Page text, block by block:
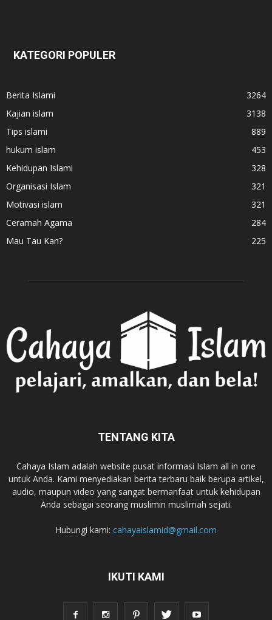
KATEGORI POPULER
Berita Islami
3264
Kajian islam
3138
Tips islami
889
hukum islam
453
Kehidupan Islami
328
Organisasi Islam
321
Motivasi islam
321
Ceramah Agama
284
Mau Tau Kan?
225
TENTANG KITA
Cahaya Islam adalah website pusat informasi Islam all in one
untuk Anda. Kami menyediakan berita terbaru baik berupa artikel,
audio, maupun video yang sangat bermanfaat untuk kehidupan
Anda sebagai seorang muslimin muslimah sejati.
Hubungi kami: cahayaislamid@gmail.com
IKUTI KAMI